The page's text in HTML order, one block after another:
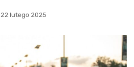
22 lutego 2025